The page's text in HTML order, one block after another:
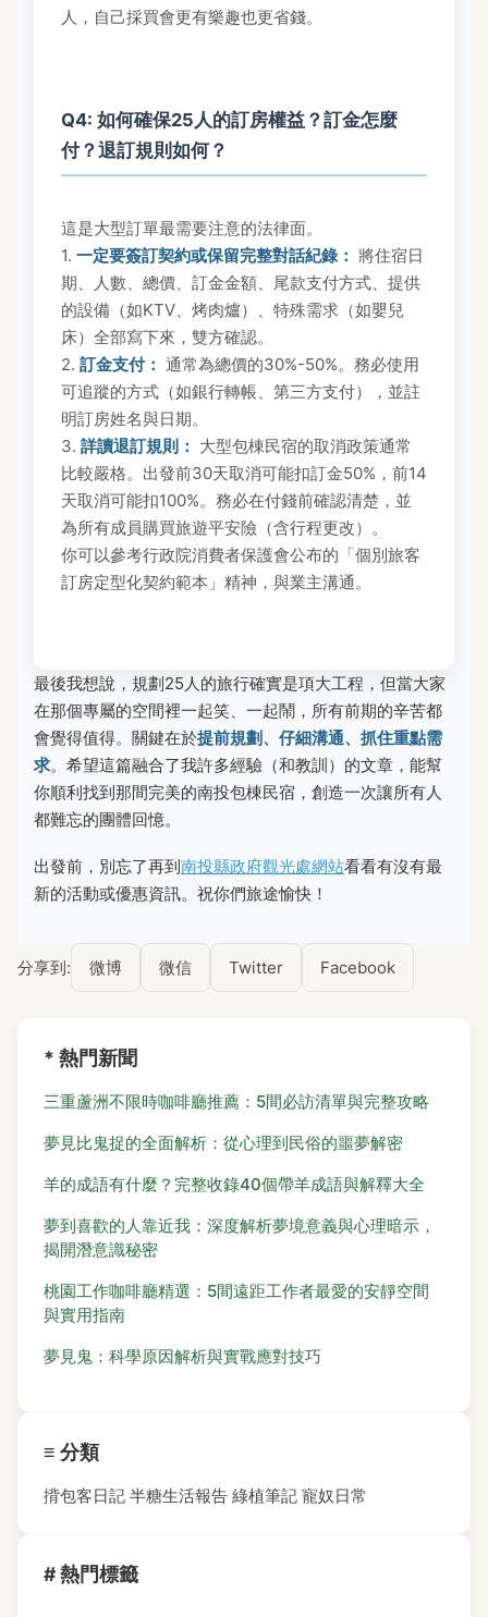
人，自己採買會更有樂趣也更省錢。
Q4: 如何確保25人的訂房權益？訂金怎麼
付？退訂規則如何？
這是大型訂單最需要注意的法律面。
1. 一定要簽訂契約或保留完整對話紀錄： 將住宿日
期、人數、總價、訂金金額、尾款支付方式、提供
的設備（如KTV、烤肉爐）、特殊需求（如嬰兒
床）全部寫下來，雙方確認。
2. 訂金支付： 通常為總價的30%-50%。務必使用
可追蹤的方式（如銀行轉帳、第三方支付），並註
明訂房姓名與日期。
3. 詳讀退訂規則： 大型包棟民宿的取消政策通常
比較嚴格。出發前30天取消可能扣訂金50%，前14
天取消可能扣100%。務必在付錢前確認清楚，並
為所有成員購買旅遊平安險（含行程更改）。
你可以參考行政院消費者保護會公布的「個別旅客
訂房定型化契約範本」精神，與業主溝通。
最後我想說，規劃25人的旅行確實是項大工程，但當大家
在那個專屬的空間裡一起笑、一起鬧，所有前期的辛苦都
會覺得值得。關鍵在於提前規劃、仔細溝通、抓住重點需
求。希望這篇融合了我許多經驗（和教訓）的文章，能幫
你順利找到那間完美的南投包棟民宿，創造一次讓所有人
都難忘的團體回憶。
出發前，別忘了再到 南投縣政府觀光處網站看看有沒有最
新的活動或優惠資訊。祝你們旅途愉快！
分享到: 微博 微信 Twitter Facebook
* 熱門新聞
三重蘆洲不限時咖啡廳推薦：5間必訪清單與完整攻略
夢見比鬼捉的全面解析：從心理到民俗的噩夢解密
羊的成語有什麼？完整收錄40個帶羊成語與解釋大全
夢到喜歡的人靠近我：深度解析夢境意義與心理暗示，
揭開潛意識秘密
桃園工作咖啡廳精選：5間遠距工作者最愛的安靜空間
與實用指南
夢見鬼：科學原因解析與實戰應對技巧
≡ 分類
揹包客日記 半糖生活報告 綠植筆記 寵奴日常
# 熱門標籤